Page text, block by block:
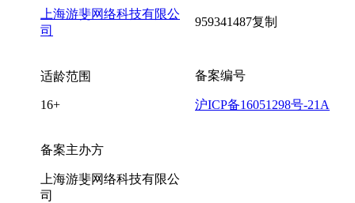
上海游斐网络科技有限公
司
959341487复制
适龄范围
16+
备案编号
沪ICP备16051298号-21A
备案主办方
上海游斐网络科技有限公
司